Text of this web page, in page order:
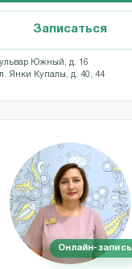
Записаться
Южный, д. 16
Янки Купалы, д. 40, 44
Онлайн-запись